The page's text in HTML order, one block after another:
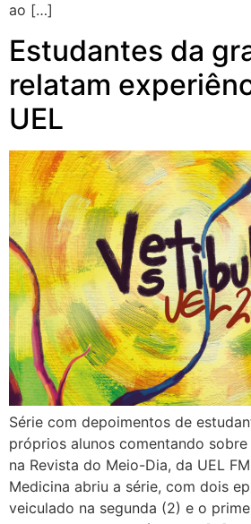
ao […]
Estudantes da
relatam
UEL
Série com depoimentos de
próprios alunos comentando
na Revista do Meio-Dia, da UEL
Medicina abriu a série, com dois
veiculado na segunda (2) e o